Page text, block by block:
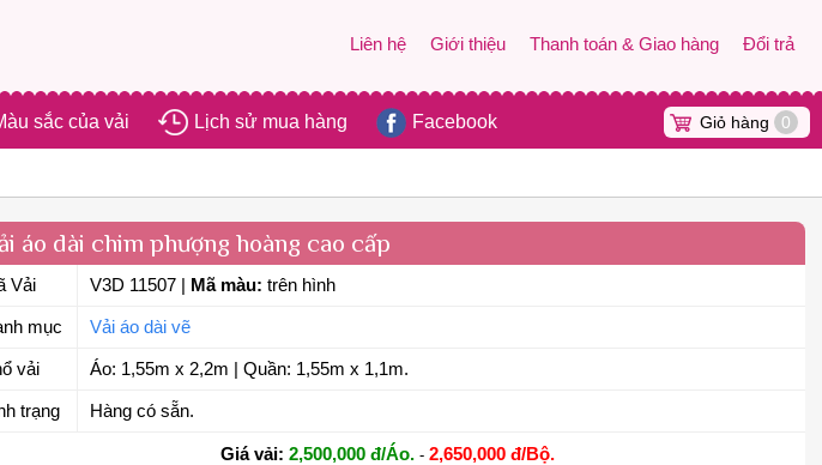
Liên hệ Giới thiệu Thanh toán & Giao hàng Đổi trả
sắc của vải Lịch sử mua hàng Facebook Giỏ hàng 0
áo dài chim phượng hoàng cao cấp
Vải V3D 11507 Mã màu: trên hình
mục Vải áo dài vẽ
vải Áo: 1,55m x 2,2m | Quần: 1,55m x 1,1m.
trạng Hàng có sẵn.
Giá vải: 2,500,000 đ/Áo.- 2,650,000 đ/Bộ.